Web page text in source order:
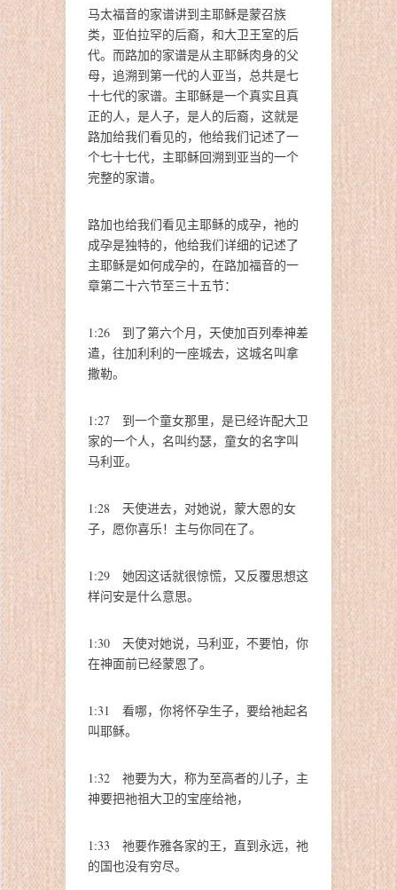
马太福音的家谱讲到主耶稣是蒙召族
类，亚伯拉罕的后裔，和大卫王室的后
代。而路加的家谱是从主耶稣肉身的父
母，追溯到第一代的人亚当，总共是七
十七代的家谱。主耶稣是一个真实且真
正的人，是人子，是人的后裔，这就是
路加给我们看见的，他给我们记述了一
个七十七代，主耶稣回溯到亚当的一个
完整的家谱。
路加也给我们看见主耶稣的成孕，祂的
成孕是独特的，他给我们详细的记述了
主耶稣是如何成孕的，在路加福音的一
章第二十六节至三十五节：
1:26 到了第六个月，天使加百列奉神差
遣，往加利利的一座城去，这城名叫拿
撒勒。
1:27 到一个童女那里，是已经许配大卫
家的一个人，名叫约瑟，童女的名字叫
马利亚。
1:28 天使进去，对她说，蒙大恩的女
子，愿你喜乐！主与你同在了。
1:29 她因这话就很惊慌，又反覆思想这
样问安是什么意思。
1:30 天使对她说，马利亚，不要怕，你
在神面前已经蒙恩了。
1:31 看哪，你将怀孕生子，要给祂起名
叫耶稣。
1:32 祂要为大，称为至高者的儿子，主
神要把祂祖大卫的宝座给祂，
1:33 祂要作雅各家的王，直到永远，祂
的国也没有穷尽。